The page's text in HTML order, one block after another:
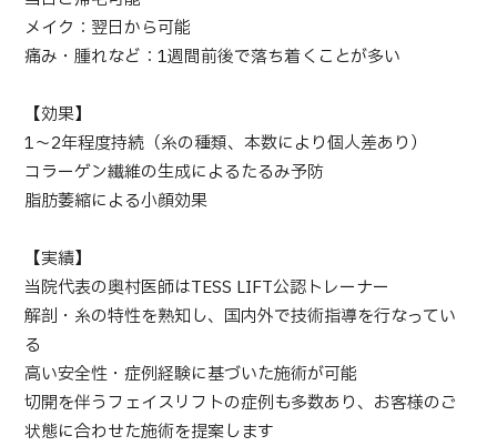
個人情報保護方針
ガイドラインポリシー
JTBのガバナンス
お問い合わせ
メイク：翌日から可能
痛み・腫れなど：1週間前後で落ち着くことが多い
【効果】
1～2年程度持続（糸の種類、本数により個人差あり）
コラーゲン繊維の生成によるたるみ予防
脂肪萎縮による小顔効果
【実績】
当院代表の奥村医師はTESS LIFT公認トレーナー
解剖・糸の特性を熟知し、国内外で技術指導を行なってい
る
高い安全性・症例経験に基づいた施術が可能
切開を伴うフェイスリフトの症例も多数あり、お客様のご
状態に合わせた施術を提案します